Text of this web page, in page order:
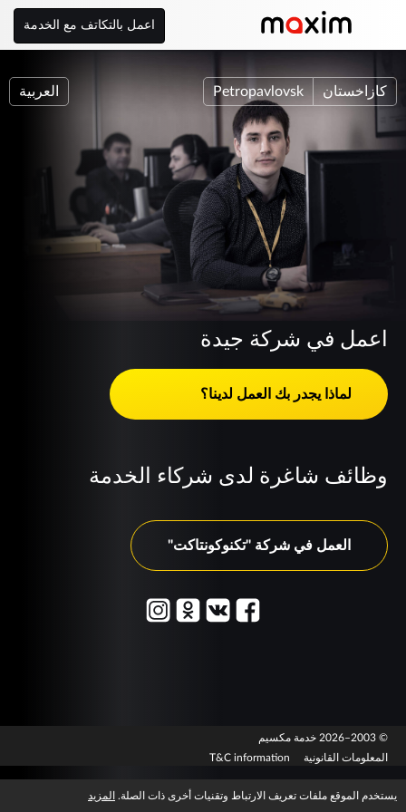
اعمل بالتكاتف مع الخدمة
كازاخستان Petropavlovsk العربية
اعمل في شركة جيدة
لماذا يجدر بك العمل لدينا؟
وظائف شاغرة لدى شركاء الخدمة
العمل في شركة "تكنوكونتاكت"
© 2003–2026 خدمة مكسيم
المعلومات القانونية
T&C information
يستخدم الموقع ملفات تعريف الارتباط وتقنيات أخرى ذات الصلة. المزيد